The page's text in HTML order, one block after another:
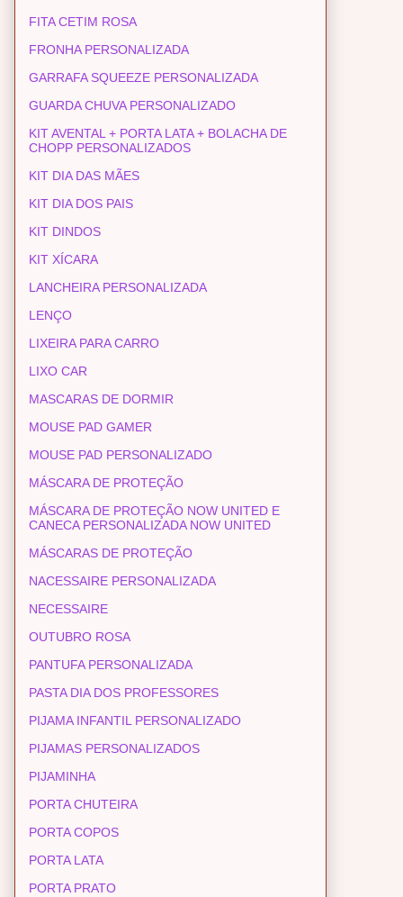
FITA CETIM ROSA
FRONHA PERSONALIZADA
GARRAFA SQUEEZE PERSONALIZADA
GUARDA CHUVA PERSONALIZADO
KIT AVENTAL + PORTA LATA + BOLACHA DE
CHOPP PERSONALIZADOS
KIT DIA DAS MÃES
KIT DIA DOS PAIS
KIT DINDOS
KIT XÍCARA
LANCHEIRA PERSONALIZADA
LENÇO
LIXEIRA PARA CARRO
LIXO CAR
MASCARAS DE DORMIR
MOUSE PAD GAMER
MOUSE PAD PERSONALIZADO
MÁSCARA DE PROTEÇÃO
MÁSCARA DE PROTEÇÃO NOW UNITED E
CANECA PERSONALIZADA NOW UNITED
MÁSCARAS DE PROTEÇÃO
NACESSAIRE PERSONALIZADA
NECESSAIRE
OUTUBRO ROSA
PANTUFA PERSONALIZADA
PASTA DIA DOS PROFESSORES
PIJAMA INFANTIL PERSONALIZADO
PIJAMAS PERSONALIZADOS
PIJAMINHA
PORTA CHUTEIRA
PORTA COPOS
PORTA LATA
PORTA PRATO